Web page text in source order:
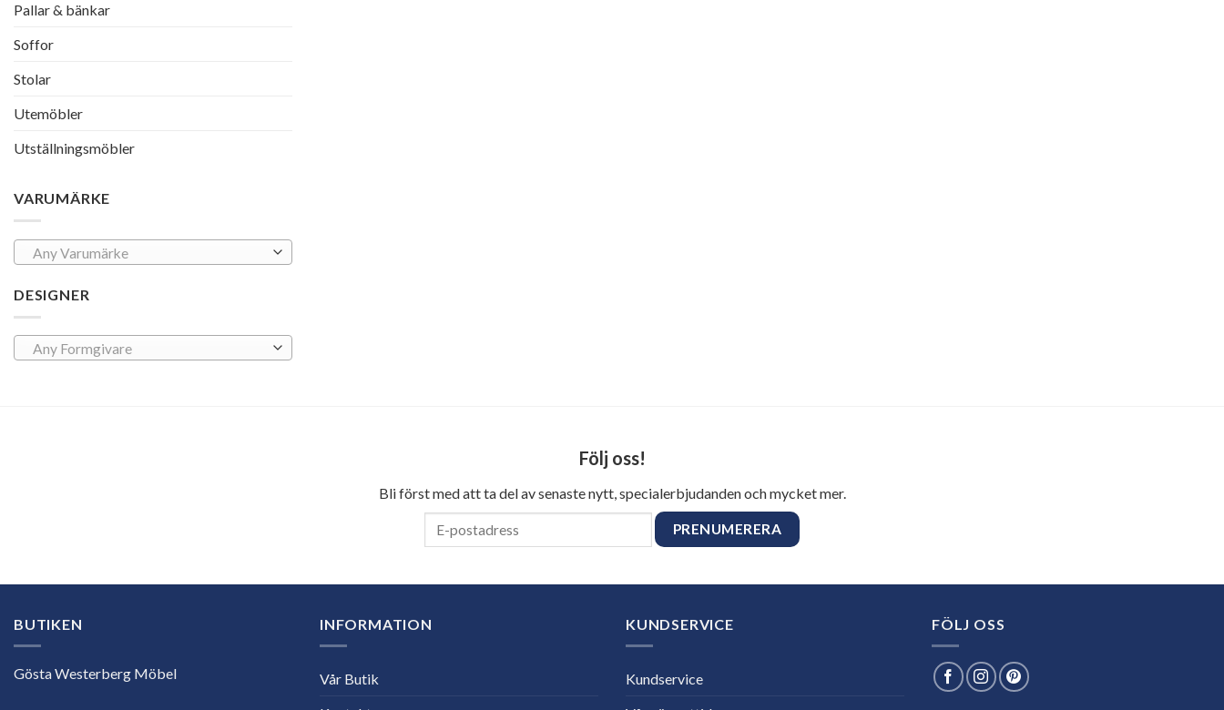
Pallar & bänkar
Soffor
Stolar
Utemöbler
Utställningsmöbler
VARUMÄRKE
Any Varumärke
DESIGNER
Any Formgivare
Följ oss!
Bli först med att ta del av senaste nytt, specialerbjudanden och mycket mer.
BUTIKEN
Gösta Westerberg Möbel
INFORMATION
Vår Butik
KUNDSERVICE
Kundservice
FÖLJ OSS